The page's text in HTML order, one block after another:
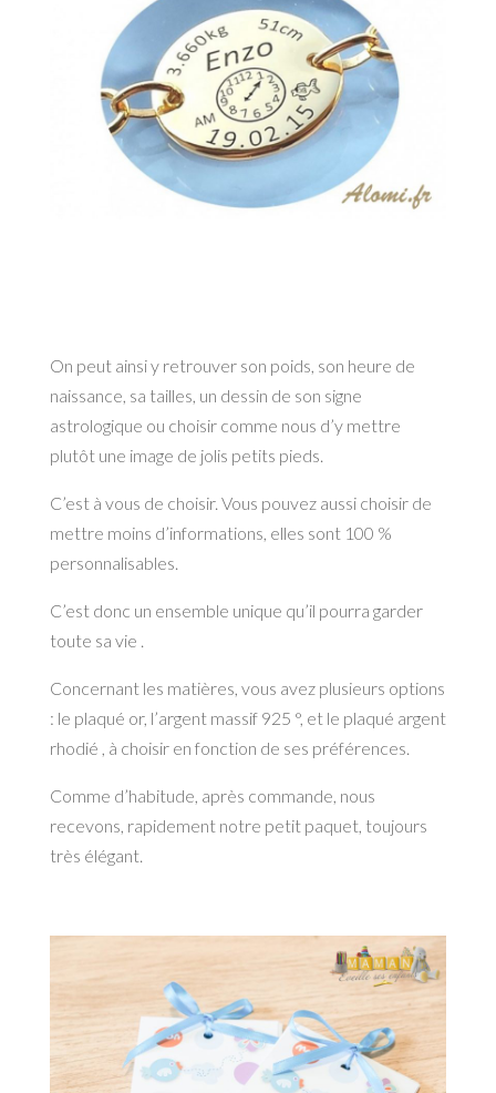
On peut ainsi y retrouver son poids, son heure de
naissance, sa tailles, un dessin de son signe
astrologique ou choisir comme nous d’y mettre
plutôt une image de jolis petits pieds.
C’est à vous de choisir. Vous pouvez aussi choisir de
mettre moins d’informations, elles sont 100 %
personnalisables.
C’est donc un ensemble unique qu’il pourra garder
toute sa vie .
Concernant les matières, vous avez plusieurs options
: le plaqué or, l’argent massif 925 °, et le plaqué argent
rhodié , à choisir en fonction de ses préférences.
Comme d’habitude, après commande, nous
recevons, rapidement notre petit paquet, toujours
très élégant.